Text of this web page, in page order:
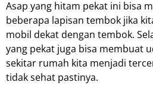
Asap yang hitam pekat ini bisa
beberapa lapisan tembok jika
mobil dekat dengan tembok.
yang pekat juga bisa membuat
sekitar rumah kita menjadi
tidak sehat pastinya.